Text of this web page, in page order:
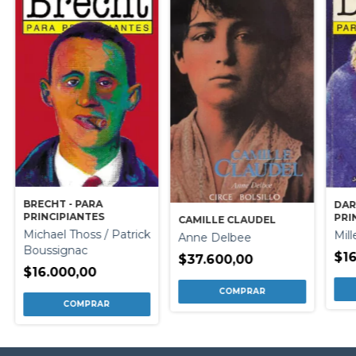
BRECHT - PARA
PRINCIPIANTES
Michael Thoss / Patrick
Boussignac
$16.000,00
CAMILLE CLAUDEL
Anne Delbee
$37.600,00